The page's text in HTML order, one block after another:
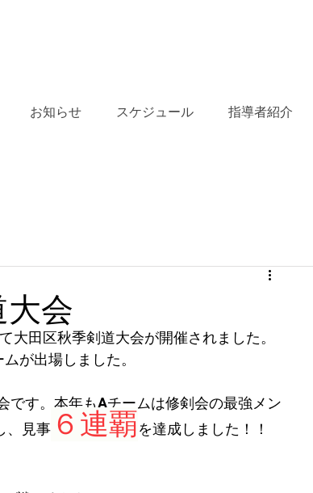
お知らせ スケジュール 指導者紹介
会
大田区秋季剣道大会が開催されました。
が出場しました。
です。本年もAチームは修剣会の最強メン
、見事 ６連覇を達成しました！！